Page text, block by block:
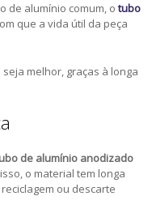
de alumínio comum, otubo
que a vida útil da peça
melhor, graças à longa
de alumínio anodizado
o material tem longa
ou descarte